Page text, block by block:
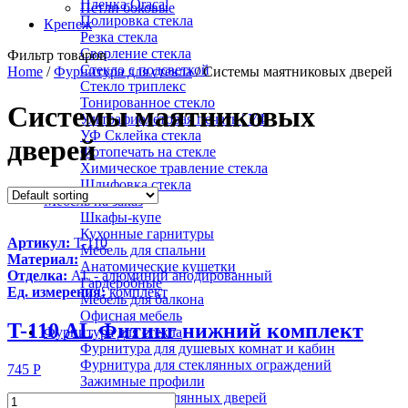
Пленка Oracal
Полировка стекла
Резка стекла
Сверление стекла
Стекло с подсветкой
Стекло триплекс
Тонированное стекло
Ультрафиолетовая печать | УФ
УФ Склейка стекла
Фотопечать на стекле
Химическое травление стекла
Шлифовка стекла
Мебель на заказ
Шкафы-купе
Кухонные гарнитуры
Мебель для спальни
Анатомические кушетки
Гардеробные
Мебель для балкона
Офисная мебель
Фурнитура для стекла
Фурнитура для душевых комнат и кабин
Фурнитура для стеклянных ограждений
Зажимные профили
Замки для стеклянных дверей
Петли боковые
Крепеж
Фильтр товаров
Home /Фурнитура для стекла/ Системы маятниковых дверей
Системы маятниковых
дверей
Артикул: T-110
Материал:
Отделка: AL - алюминий анодированный
Ед. измерения:комплект
T-110 AL Фитинг нижний комплект
745 Р